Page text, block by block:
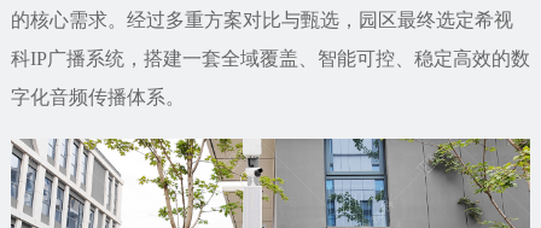
的核心需求。经过多重方案对比与甄选，园区最终选定希视
科IP广播系统，搭建一套全域覆盖、智能可控、稳定高效的数
字化音频传播体系。